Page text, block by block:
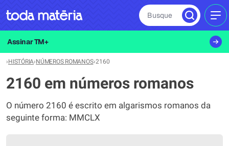
Busque
Assinar TM+
›HISTÓRIA›NÚMEROS ROMANOS›2160
2160 em números romanos
O número 2160 é escrito em algarismos romanos da
seguinte forma: MMCLX